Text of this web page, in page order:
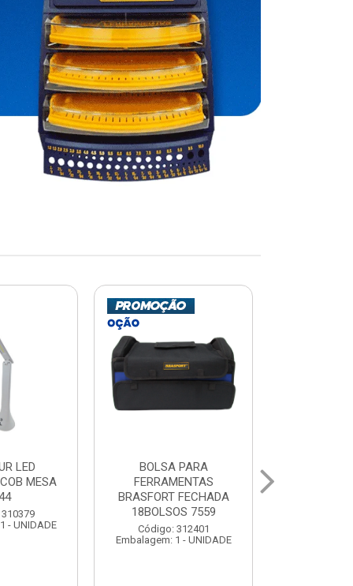
PARA
7559
GRAMPO MARCENEIRO
SARGENTO BRASFORT
80x 250
Código: 312649
Embalagem: 1 - UNIDADE